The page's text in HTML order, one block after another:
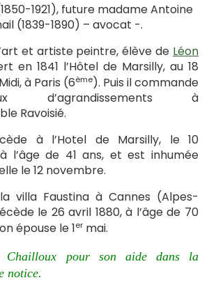
1921), future madame Antoine
(1839-1890) – avocat -.
et artiste peintre, élève de Léon
en 1841 l’Hôtel de Marsilly, au 18
à Paris (6ème). Puis il commande
d’agrandissements à
Ravoisié.
à l’Hotel de Marsilly, le 10
l’âge de 41 ans, et est inhumée
le 12 novembre.
villa Faustina à Cannes (Alpes-
le 26 avril 1880, à l’âge de 70
épouse le 1er mai.
Chailloux pour son aide dans la
notice.